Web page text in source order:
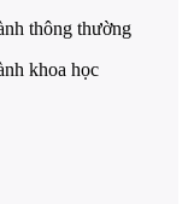
thông thường
khoa học